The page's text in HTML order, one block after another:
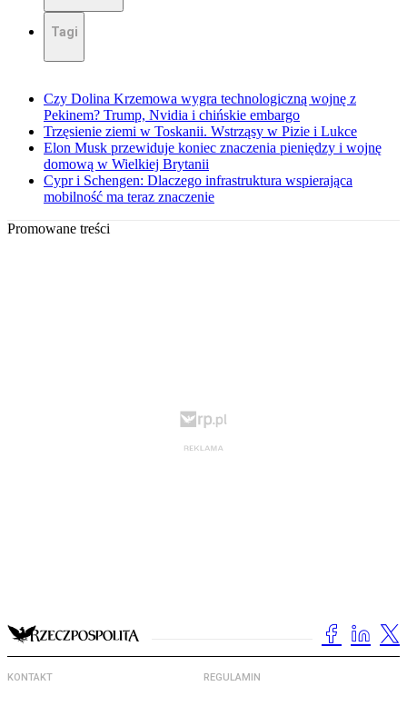
Tagi
Czy Dolina Krzemowa wygra technologiczną wojnę z
Pekinem? Trump, Nvidia i chińskie embargo
Trzęsienie ziemi w Toskanii. Wstrząsy w Pizie i Lukce
Elon Musk przewiduje koniec znaczenia pieniędzy i wojnę
domową w Wielkiej Brytanii
Cypr i Schengen: Dlaczego infrastruktura wspierająca
mobilność ma teraz znaczenie
Promowane treści
KONTAKT REGULAMIN